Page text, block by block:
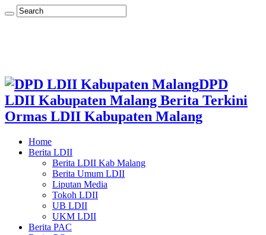
DPD
LDII Kabupaten Malang Berita Terkini
Ormas LDII Kabupaten Malang
Home
Berita LDII
Berita LDII Kab Malang
Berita Umum LDII
Liputan Media
Tokoh LDII
UB LDII
UKM LDII
Berita PAC